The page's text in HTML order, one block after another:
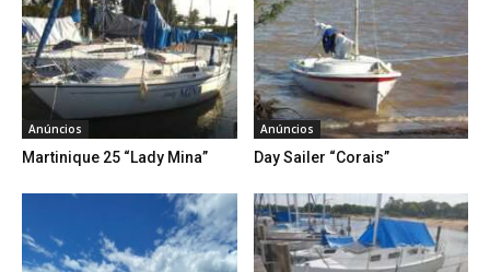
Anúncios
Martinique 25 “Lady Mina”
Anúncios
Day Sailer “Corais”